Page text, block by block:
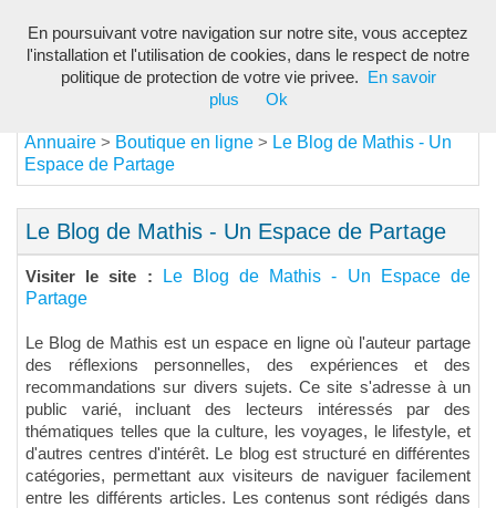
Annuaire > Boutique en ligne > Le Blog de Mathis - Un
Espace de Partage
Le Blog de Mathis - Un Espace de Partage
Visiter le site :
Le Blog de Mathis - Un Espace de
Partage
Le Blog de Mathis est un espace en ligne où l'auteur partage
des réflexions personnelles, des expériences et des
recommandations sur divers sujets. Ce site s'adresse à un
public varié, incluant des lecteurs intéressés par des
thématiques telles que la culture, les voyages, le lifestyle, et
d'autres centres d'intérêt. Le blog est structuré en différentes
catégories, permettant aux visiteurs de naviguer facilement
entre les différents articles. Les contenus sont rédigés dans
En poursuivant votre navigation sur notre site, vous acceptez
l'installation et l'utilisation de cookies, dans le respect de notre
politique de protection de votre vie privee.
En savoir
plus
Ok